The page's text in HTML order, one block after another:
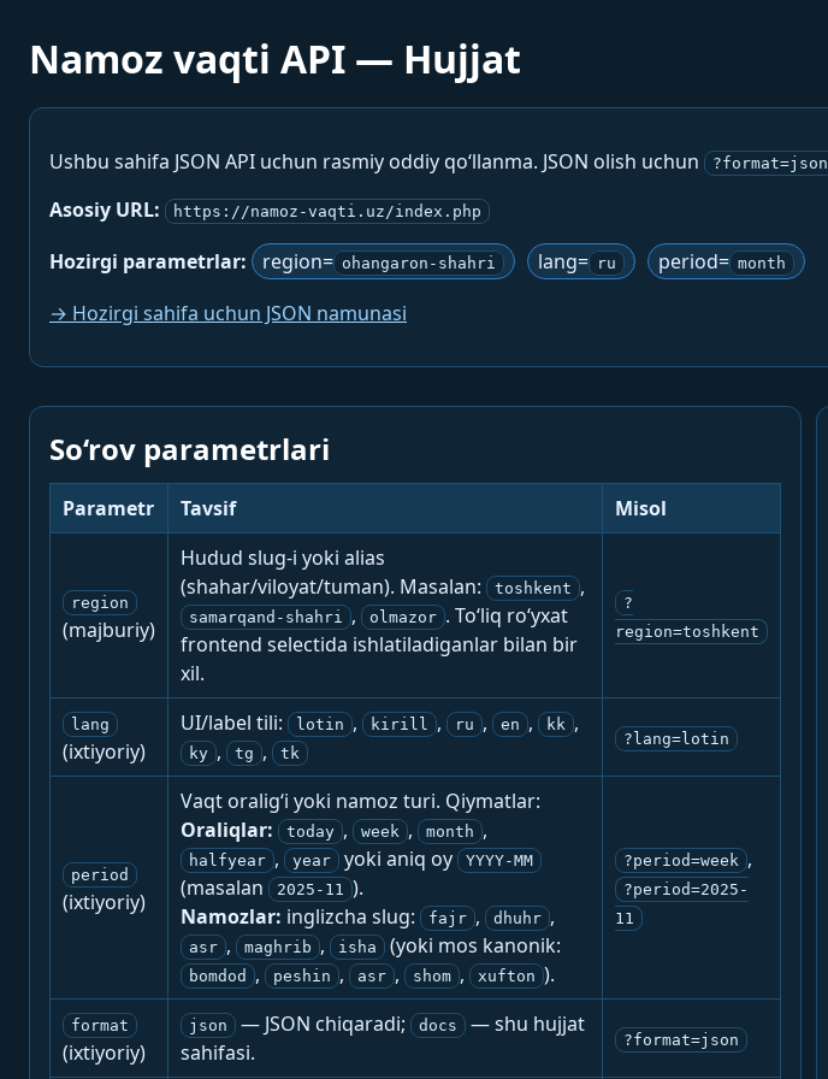
Namoz vaqti API — Hujjat
Ushbu sahifa JSON API uchun rasmiy oddiy qo‘llanma. JSON olish uchun ?format=json
Asosiy URL:
https://namoz-vaqti.uz/index.php
Hozirgi parametrlar: region= ohangaron-shahri lang= ru period= month
→ Hozirgi sahifa uchun JSON namunasi
So‘rov parametrlari
Parametr Tavsif Misol
region
(majburiy)
Hudud slug-i yoki alias
(shahar/viloyat/tuman). Masalan:
toshkent ,
samarqand-shahri , olmazor . To‘liq ro‘yxat
frontend selectida ishlatiladiganlar bilan bir
xil.
?
region=toshkent
lang
(ixtiyoriy)
UI/label tili: lotin , kirill , ru , en , kk ,
ky , tg , tk
?lang=lotin
period
(ixtiyoriy)
Vaqt oralig‘i yoki namoz turi. Qiymatlar:
Oraliqlar:
today , week , month ,
halfyear , year yoki aniq oy YYYY-MM
(masalan 2025-11 ).
Namozlar: inglizcha slug: fajr , dhuhr ,
asr , maghrib , isha (yoki mos kanonik:
bomdod , peshin , asr , shom , xufton ).
?period=week ,
?period=2025-
11
format
(ixtiyoriy)
json — JSON chiqaradi; docs
— shu hujjat
sahifasi.
?format=json